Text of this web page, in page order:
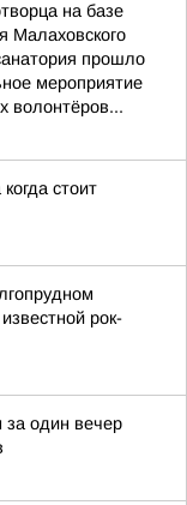
на базе
Малаховского
прошло
мероприятие
волонтёров...
стоит
рок-
один вечер